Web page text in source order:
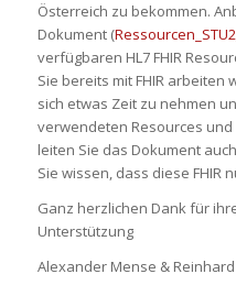
Österreich zu bekommen.
Dokument (
verfügbaren HL7 FHIR
Sie bereits mit FHIR
sich etwas Zeit zu nehmen
verwendeten Resources
leiten Sie das Dokument
Sie wissen, dass diese FHIR
Ganz herzlichen Dank für
Unterstützung
Alexander Mense &